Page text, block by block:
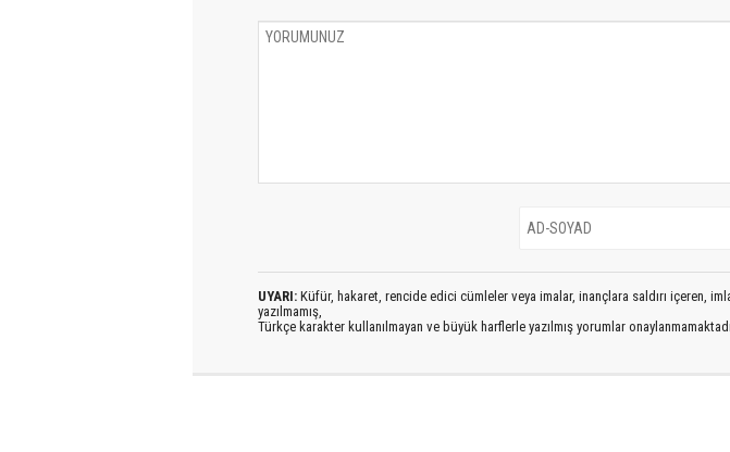
UYARI: Küfür, hakaret, rencide edici cümleler veya imalar, inançlara saldırı içeren,
yazılmamış,
Türkçe karakter kullanılmayan ve büyük harflerle yazılmış yorumlar